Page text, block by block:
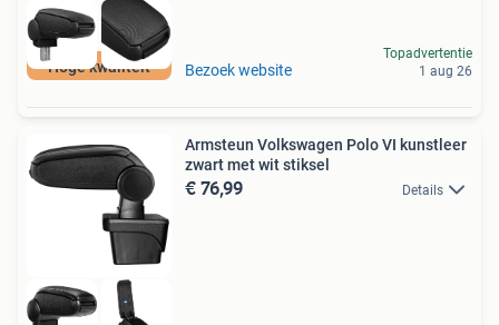
Hoge kwaliteit Bezoek website
Topadvertentie
1 aug 26
Armsteun Volkswagen Polo VI kunstleer
zwart met wit stiksel
€ 76,99 Details